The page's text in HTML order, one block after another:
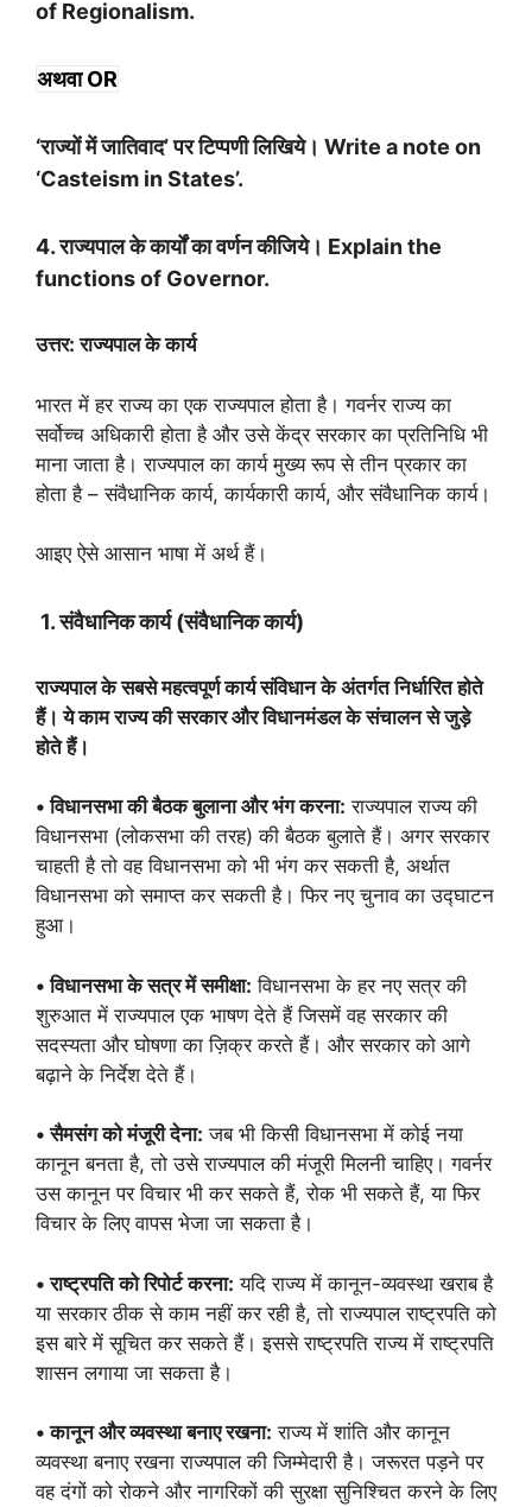
of Regionalism.
अथवा OR
‘राज्यों में जातिवाद’ पर टिप्पणी लिखिये। Write a note on
‘Casteism in States’.
4. राज्यपाल के कार्यों का वर्णन कीजिये। Explain the
functions of Governor.
उत्तर: राज्यपाल के कार्य
भारत में हर राज्य का एक राज्यपाल होता है। गवर्नर राज्य का
सर्वोच्च अधिकारी होता है और उसे केंद्र सरकार का प्रतिनिधि भी
माना जाता है। राज्यपाल का कार्य मुख्य रूप से तीन प्रकार का
होता है – संवैधानिक कार्य, कार्यकारी कार्य, और संवैधानिक कार्य।
आइए ऐसे आसान भाषा में अर्थ हैं।
1. संवैधानिक कार्य (संवैधानिक कार्य)
राज्यपाल के सबसे महत्वपूर्ण कार्य संविधान के अंतर्गत निर्धारित होते
हैं। ये काम राज्य की सरकार और विधानमंडल के संचालन से जुड़े
होते हैं।
• विधानसभा की बैठक बुलाना और भंग करना: राज्यपाल राज्य की
विधानसभा (लोकसभा की तरह) की बैठक बुलाते हैं। अगर सरकार
चाहती है तो वह विधानसभा को भी भंग कर सकती है, अर्थात
विधानसभा को समाप्त कर सकती है। फिर नए चुनाव का उद्घाटन
हुआ।
• विधानसभा के सत्र में समीक्षा: विधानसभा के हर नए सत्र की
शुरुआत में राज्यपाल एक भाषण देते हैं जिसमें वह सरकार की
सदस्यता और घोषणा का ज़िक्र करते हैं। और सरकार को आगे
बढ़ाने के निर्देश देते हैं।
• सैमसंग को मंजूरी देना: जब भी किसी विधानसभा में कोई नया
कानून बनता है, तो उसे राज्यपाल की मंजूरी मिलनी चाहिए। गवर्नर
उस कानून पर विचार भी कर सकते हैं, रोक भी सकते हैं, या फिर
विचार के लिए वापस भेजा जा सकता है।
• राष्ट्रपति को रिपोर्ट करना: यदि राज्य में कानून-व्यवस्था खराब है
या सरकार ठीक से काम नहीं कर रही है, तो राज्यपाल राष्ट्रपति को
इस बारे में सूचित कर सकते हैं। इससे राष्ट्रपति राज्य में राष्ट्रपति
शासन लगाया जा सकता है।
• कानून और व्यवस्था बनाए रखना: राज्य में शांति और कानून
व्यवस्था बनाए रखना राज्यपाल की जिम्मेदारी है। जरूरत पड़ने पर
वह दंगों को रोकने और नागरिकों की सुरक्षा सुनिश्चित करने के लिए